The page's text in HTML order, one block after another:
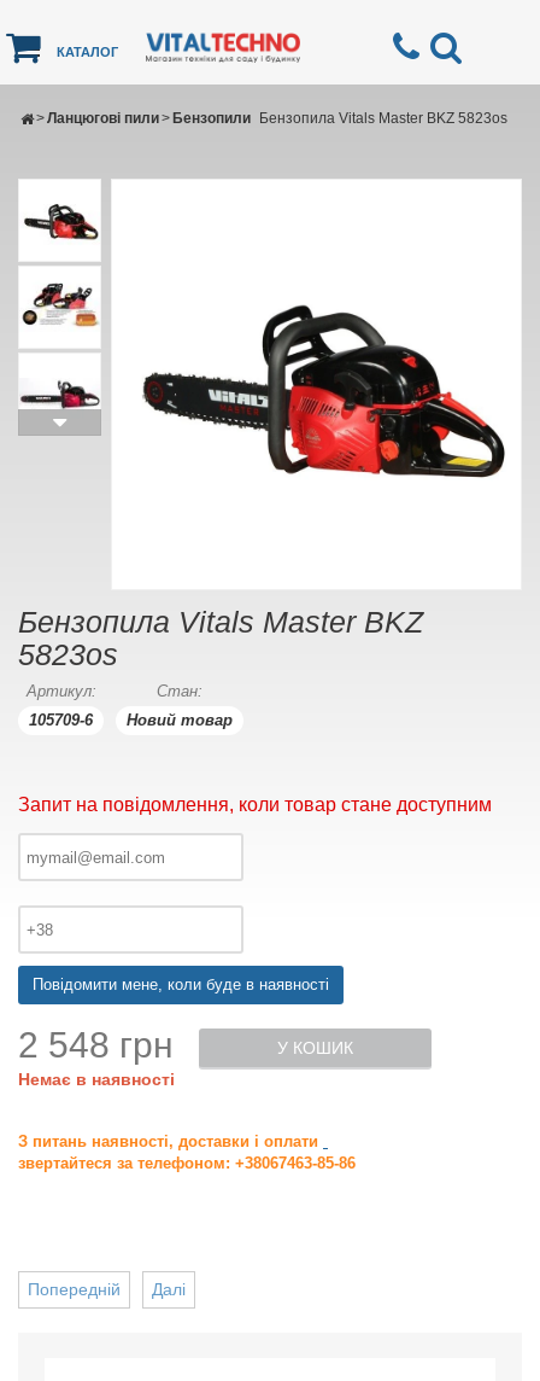
КАТАЛОГ
Ланцюгові пили
> Бензопили
> Бензопила Vitals Master BKZ 5823os
Бензопила Vitals Master BKZ
5823os
Артикул:
105709-6
Стан:
Новий товар
Запит на повідомлення, коли товар стане доступним
Повідомити мене, коли буде в наявності
2 548 грн
Немає в наявності
У КОШИК
З питань наявності, доставки і оплати
звертайтеся за телефоном: +38067463-85-86
Далі
Попередній